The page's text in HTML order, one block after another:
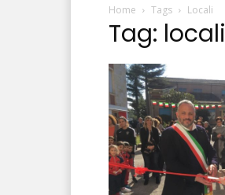
Home Tags Locali
Tag: locali